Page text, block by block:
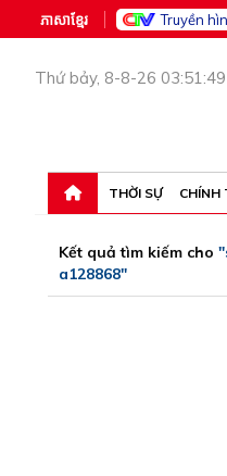
ភាសាខ្មែរ Truyền
Thứ bảy, 8-8-26 03:51:49
THỜI SỰ CHÍNH
Kết quả tìm kiếm cho
a128868"